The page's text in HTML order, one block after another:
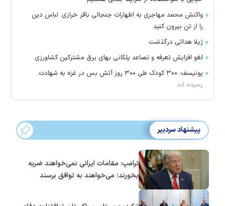
واکنش محمد مهاجری به اظهارات جنجالی باقر خرازی: لباس دین
را از تن بیرون کنید
ژیلا هدائی درگذشت
لغو افزایش تعرفه و تصاعد پلکانی بهای برق مشترکین کشاورزی
یونیسف: ۳۰۰ کودک طی ۳۰۰ روز آتش بس در غزه به شهادت
رسیده اند
پیشنهاد سردبیر
ترامپ: مقامات ایرانی نمی‌خواهند ضربه
بخورند؛ می‌خواهند به توافق برسند